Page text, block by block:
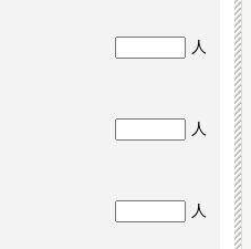
人
人
人